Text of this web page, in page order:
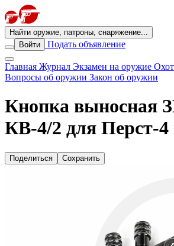
Найти оружие, патроны, снаряжение...
Войти
Подать объявление
Главная Журнал Экзамен на оружие
Вопросы об оружии Закон об оружии
Кнопка выносная
КВ-4/2 для Перст-
Поделиться Сохранить